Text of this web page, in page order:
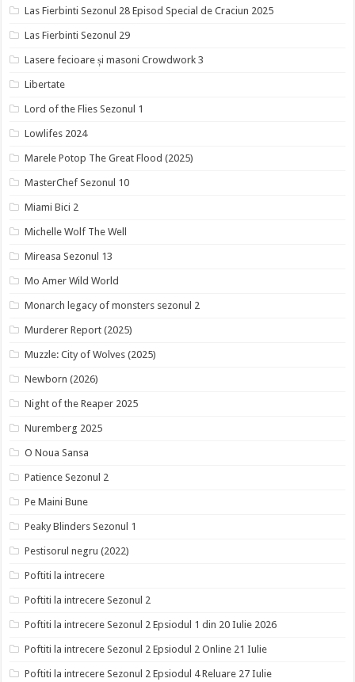
Las Fierbinti Sezonul 28 Episod Special de Craciun 2025
Las Fierbinti Sezonul 29
Lasere fecioare și masoni Crowdwork 3
Libertate
Lord of the Flies Sezonul 1
Lowlifes 2024
Marele Potop The Great Flood (2025)
MasterChef Sezonul 10
Miami Bici 2
Michelle Wolf The Well
Mireasa Sezonul 13
Mo Amer Wild World
Monarch legacy of monsters sezonul 2
Murderer Report (2025)
Muzzle: City of Wolves (2025)
Newborn (2026)
Night of the Reaper 2025
Nuremberg 2025
O Noua Sansa
Patience Sezonul 2
Pe Maini Bune
Peaky Blinders Sezonul 1
Pestisorul negru (2022)
Poftiti la intrecere
Poftiti la intrecere Sezonul 2
Poftiti la intrecere Sezonul 2 Epsiodul 1 din 20 Iulie 2026
Poftiti la intrecere Sezonul 2 Epsiodul 2 Online 21 Iulie
Poftiti la intrecere Sezonul 2 Epsiodul 4 Reluare 27 Iulie